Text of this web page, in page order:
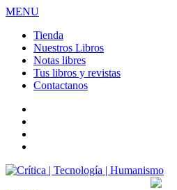
MENU
Tienda
Nuestros Libros
Notas libres
Tus libros y revistas
Contactanos